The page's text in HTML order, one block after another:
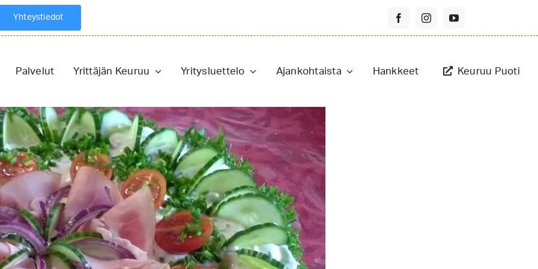
Yhteystiedot
Palvelut Yrittäjän Keuruu Yritysluettelo Ajankohtaista Hankkeet Keuruu Puoti